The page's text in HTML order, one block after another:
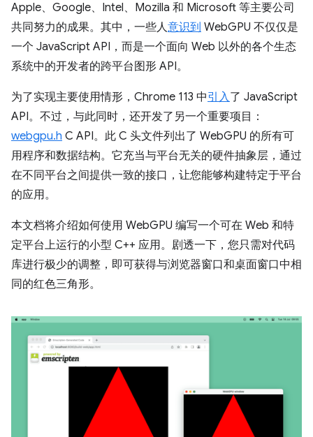
Apple、Google、Intel、Mozilla 和 Microsoft 等主要公司
共同努力的成果。其中，一些人意识到 WebGPU 不仅仅是
一个 JavaScript API，而是一个面向 Web 以外的各个生态
系统中的开发者的跨平台图形 API。
为了实现主要使用情形，Chrome 113 中引入了 JavaScript
API。不过，与此同时，还开发了另一个重要项目：
webgpu.h C API。此 C 头文件列出了 WebGPU 的所有可
用程序和数据结构。它充当与平台无关的硬件抽象层，通过
在不同平台之间提供一致的接口，让您能够构建特定于平台
的应用。
本文档将介绍如何使用 WebGPU 编写一个可在 Web 和特
定平台上运行的小型 C++ 应用。剧透一下，您只需对代码
库进行极少的调整，即可获得与浏览器窗口和桌面窗口中相
同的红色三角形。